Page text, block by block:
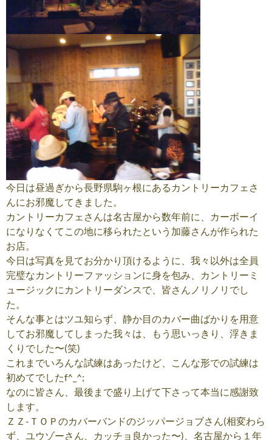
今日は昼過ぎから長野県駒ヶ根にあるカントリーカフェさ
んにお邪魔してきました。
カントリーカフェさんは名古屋から数年前に、カーボーイ
になりなくてこの地に移られたという加藤さんが作られた
お店。
今日は写真を見てお分かり頂けるように、我々以外は全員
完璧なカントリーファッションに身を包み、カントリーミ
ュージックにカントリーダンスで、皆さんノリノリでし
た。
そんな事とはツユ知らず、静か目のカバー曲ばかりを用意
してお邪魔してしまった我々は、もう思いっきり、浮きま
くりでした〜(笑)
これまでいろんな試練はあったけど、こんな形での試練は
初めてでしたf^_^;
なのに皆さん、最後まで盛り上げて下さって本当に感謝致
します。
ＺＺ-ＴＯＰのカバーバンドのジッパージョブさん(相変わら
ず、ユウゾーさん、カッチョ良かった〜)、名古屋から１年